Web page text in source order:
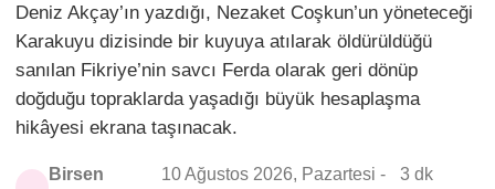
Deniz Akçay’ın yazdığı, Nezaket Coşkun’un yöneteceği
Karakuyu dizisinde bir kuyuya atılarak öldürüldüğü
sanılan Fikriye’nin savcı Ferda olarak geri dönüp
doğduğu topraklarda yaşadığı büyük hesaplaşma
hikâyesi ekrana taşınacak.
Birsen
10 Ağustos 2026, Pazartesi -
3 dk